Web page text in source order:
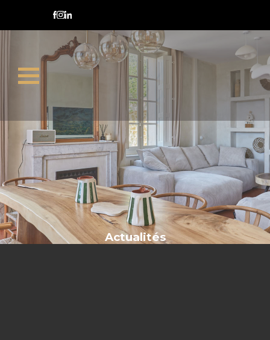
conseils acheteurs
Actualités